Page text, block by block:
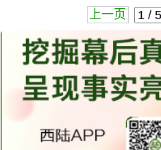
上一页